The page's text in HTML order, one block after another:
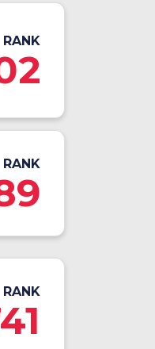
RANK
RANK
RANK